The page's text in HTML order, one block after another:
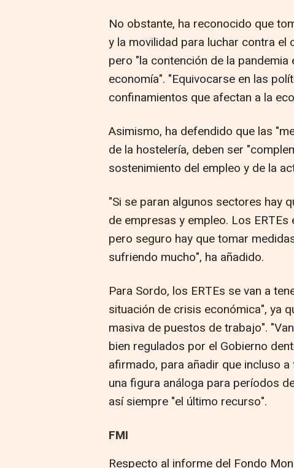
No obstante, ha reconocido que
y la movilidad para luchar contra
pero "la contención de la
economía". "Equivocarse en las
confinamientos que afectan a la
Asimismo, ha defendido que las
de la hostelería, deben ser
sostenimiento del empleo y de la
"Si se paran algunos sectores hay
de empresas y empleo. Los
pero seguro hay que tomar
sufriendo mucho", ha añadido.
Para Sordo, los ERTEs se van a
situación de crisis económica", ya
masiva de puestos de trabajo".
bien regulados por el Gobierno
afirmado, para añadir que incluso
una figura análoga para períodos
así siempre "el último recurso".
FMI
Respecto al informe del Fondo